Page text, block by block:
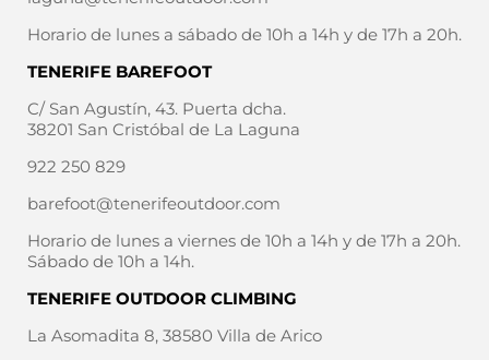
Horario de lunes a sábado de 10h a 14h y de 17h a 20h.
TENERIFE BAREFOOT
C/ San Agustín, 43. Puerta dcha.
38201 San Cristóbal de La Laguna
922 250 829
barefoot@tenerifeoutdoor.com
Horario de lunes a viernes de 10h a 14h y de 17h a 20h.
Sábado de 10h a 14h.
TENERIFE OUTDOOR CLIMBING
La Asomadita 8, 38580 Villa de Arico